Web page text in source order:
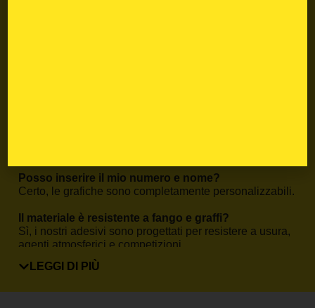
Posso inserire il mio numero e nome?
Certo, le grafiche sono completamente personalizzabili.
Il materiale è resistente a fango e graffi?
Sì, i nostri adesivi sono progettati per resistere a usura,
agenti atmosferici e competizioni.
Posso aggiungere il coprisella?
LEGGI DI PIÙ